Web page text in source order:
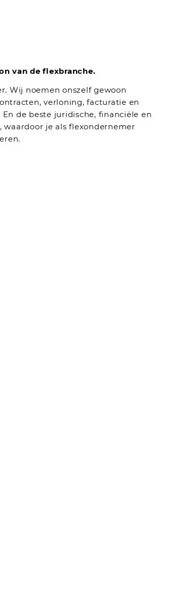
van de flexbranche.
Wij noemen onszelf gewoon
verloning, facturatie en
de beste juridische, financiële en
je als flexondernemer